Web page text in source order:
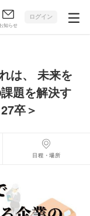
お知らせ
ログイン
は、
未来を
題を解決す
卒＞
日程・場所